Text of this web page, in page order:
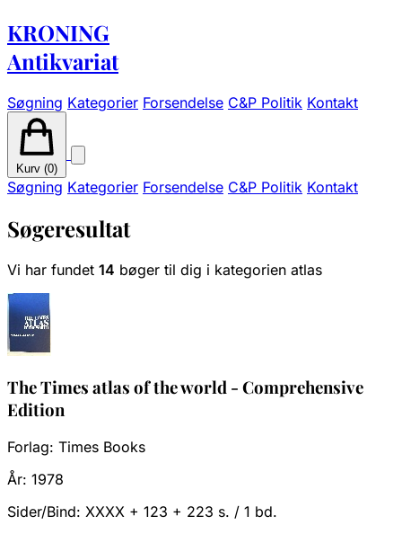
KRONING
Antikvariat
Søgning Kategorier Forsendelse C&P Politik Kontakt
Kurv (0)
Søgning Kategorier Forsendelse C&P Politik Kontakt
Søgeresultat
Vi har fundet 14 bøger til dig i kategorien atlas
The Times atlas of the world - Comprehensive
Edition
Forlag: Times Books
År: 1978
Sider/Bind: XXXX + 123 + 223 s. / 1 bd.